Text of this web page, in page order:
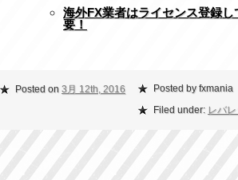
海外FX業者はライセンス登録
要！
Posted on 3月 12th, 2016 Posted by fxmania
Filed under: レバ